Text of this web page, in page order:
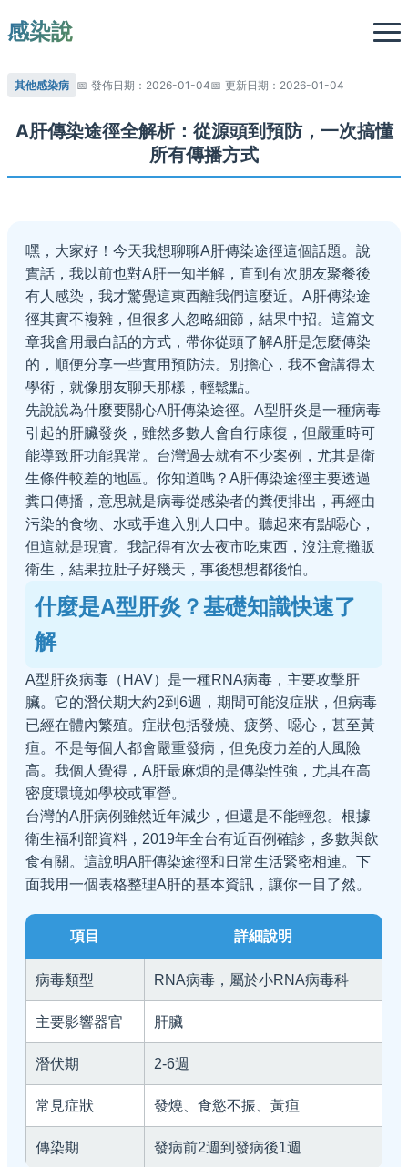
感染說
其他感染病 發佈日期：2026-01-04 更新日期：2026-01-04
A肝傳染途徑全解析：從源頭到預防，一次搞懂
所有傳播方式
嘿，大家好！今天我想聊聊A肝傳染途徑這個話題。說
實話，我以前也對A肝一知半解，直到有次朋友聚餐後
有人感染，我才驚覺這東西離我們這麼近。A肝傳染途
徑其實不複雜，但很多人忽略細節，結果中招。這篇文
章我會用最白話的方式，帶你從頭了解A肝是怎麼傳染
的，順便分享一些實用預防法。別擔心，我不會講得太
學術，就像朋友聊天那樣，輕鬆點。
先說說為什麼要關心A肝傳染途徑。A型肝炎是一種病毒
引起的肝臟發炎，雖然多數人會自行康復，但嚴重時可
能導致肝功能異常。台灣過去就有不少案例，尤其是衛
生條件較差的地區。你知道嗎？A肝傳染途徑主要透過
糞口傳播，意思就是病毒從感染者的糞便排出，再經由
污染的食物、水或手進入別人口中。聽起來有點噁心，
但這就是現實。我記得有次去夜市吃東西，沒注意攤販
衛生，結果拉肚子好幾天，事後想想都後怕。
什麼是A型肝炎？基礎知識快速了
解
A型肝炎病毒（HAV）是一種RNA病毒，主要攻擊肝
臟。它的潛伏期大約2到6週，期間可能沒症狀，但病毒
已經在體內繁殖。症狀包括發燒、疲勞、噁心，甚至黃
疸。不是每個人都會嚴重發病，但免疫力差的人風險
高。我個人覺得，A肝最麻煩的是傳染性強，尤其在高
密度環境如學校或軍營。
台灣的A肝病例雖然近年減少，但還是不能輕忽。根據
衛生福利部資料，2019年全台有近百例確診，多數與飲
食有關。這說明A肝傳染途徑和日常生活緊密相連。下
面我用一個表格整理A肝的基本資訊，讓你一目了然。
項目 詳細說明
病毒類型 RNA病毒，屬於小RNA病毒科
主要影響器官 肝臟
潛伏期 2-6週
常見症狀 發燒、食慾不振、黃疸
傳染期 發病前2週到發病後1週